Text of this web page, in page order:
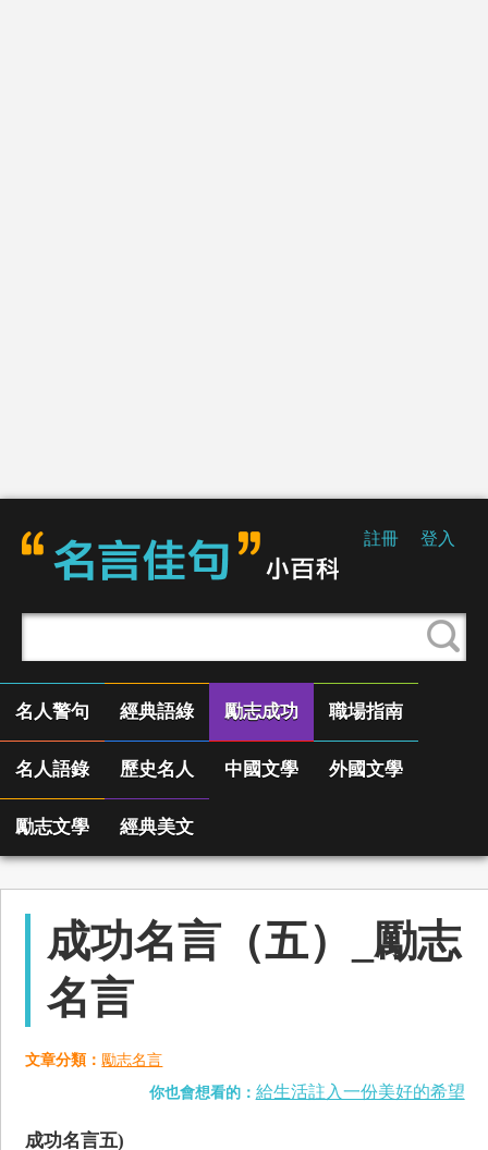
註冊 登入
名人警句 經典語綠 勵志成功 職場指南
名人語錄 歷史名人 中國文學 外國文學
勵志文學 經典美文
成功名言（五）_勵志
名言
文章分類：勵志名言
你也會想看的： 給生活註入一份美好的希望
成功名言五)